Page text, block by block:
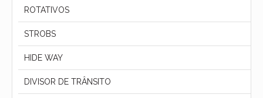
ROTATIVOS
STROBS
HIDE WAY
DIVISOR DE TRÂNSITO